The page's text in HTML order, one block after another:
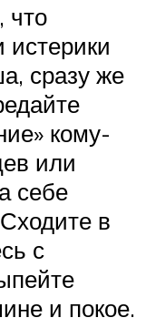
что
истерики
сразу же
кому-
или
себе
в
с
и покое.